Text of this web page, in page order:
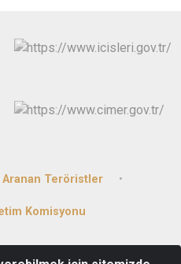
Aranan Teröristler
Komisyonu